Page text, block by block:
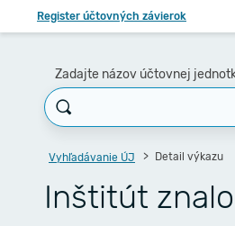
Register účtovných závierok
Zadajte názov účtovnej
Vyhľadávanie ÚJ Detail výkazu
Inštitút